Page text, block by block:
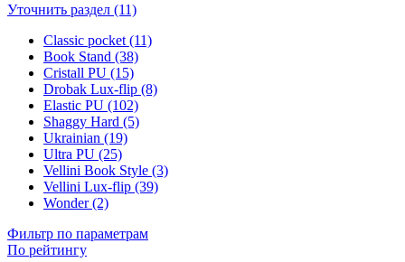
Уточнить раздел (11)
Classic pocket (11)
Book Stand (38)
Cristall PU (15)
Drobak Lux-flip (8)
Elastic PU (102)
Shaggy Hard (5)
Ukrainian (19)
Ultra PU (25)
Vellini Book Style (3)
Vellini Lux-flip (39)
Wonder (2)
Фильтр по параметрам
По рейтингу